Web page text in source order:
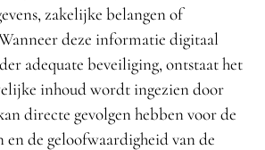
zakelijke belangen of
deze informatie digitaal
adequate beveiliging, ontstaat het
inhoud wordt ingezien door
directe gevolgen hebben voor de
de geloofwaardigheid van de